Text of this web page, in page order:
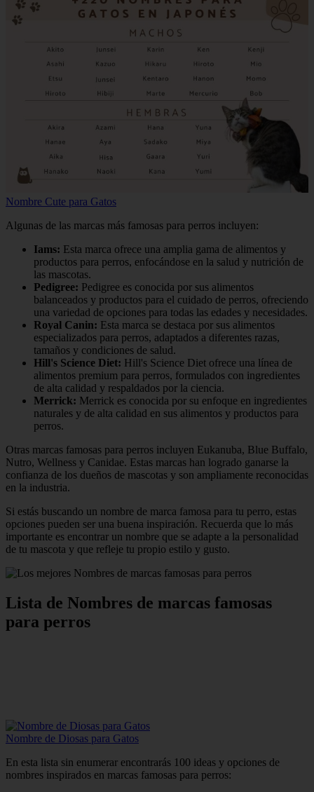
Nombre Cute para Gatos
Algunas de las marcas más famosas para perros incluyen:
Iams: Esta marca ofrece una amplia gama de alimentos y
productos para perros, enfocándose en la salud y nutrición de
las mascotas.
Pedigree: Pedigree es conocida por sus alimentos
balanceados y productos para el cuidado de perros, ofreciendo
una variedad de opciones para todas las edades y necesidades.
Royal Canin: Esta marca se destaca por sus alimentos
especializados para perros, adaptados a diferentes razas,
tamaños y condiciones de salud.
Hill's Science Diet: Hill's Science Diet ofrece una línea de
alimentos premium para perros, formulados con ingredientes
de alta calidad y respaldados por la ciencia.
Merrick: Merrick es conocida por su enfoque en ingredientes
naturales y de alta calidad en sus alimentos y productos para
perros.
Otras marcas famosas para perros incluyen Eukanuba, Blue Buffalo,
Nutro, Wellness y Canidae. Estas marcas han logrado ganarse la
confianza de los dueños de mascotas y son ampliamente reconocidas
en la industria.
Si estás buscando un nombre de marca famosa para tu perro, estas
opciones pueden ser una buena inspiración. Recuerda que lo más
importante es encontrar un nombre que se adapte a la personalidad
de tu mascota y que refleje tu propio estilo y gusto.
Lista de Nombres de marcas famosas
para perros
Nombre de Diosas para Gatos
En esta lista sin enumerar encontrarás 100 ideas y opciones de
nombres inspirados en marcas famosas para perros: